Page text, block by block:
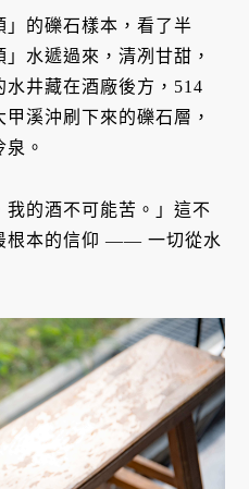
」的礫石樣本，看了半
水遞過來，清冽甘甜，
井藏在酒廠後方，514
溪沖刷下來的礫石層，
。
我的酒不可能苦。」這不
根本的信仰 —— 一切從水